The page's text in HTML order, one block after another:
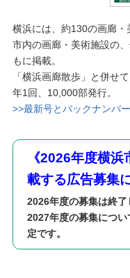
横浜には、約130の画廊・
市内の画廊・美術施設の
もに掲載。
「横浜画廊散歩」と併せ
年1回、10,000部発行。
>>最新号とバックナンバ
《2026年度横
載する広告募集
2026年度の募集は終了
2027年度の募集につ
定です。